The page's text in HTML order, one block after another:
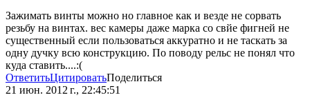
Зажимать винты можно но главное как и везде не сорвать
резьбу на винтах. вес камеры даже марка со свйе фигней не
существенный если пользоваться аккуратно и не таскать за
одну дучку всю конструкцию. По поводу рельс не понял что
куда ставить....:(
ОтветитьЦитироватьПоделиться
21 июн. 2012 г., 22:45:51